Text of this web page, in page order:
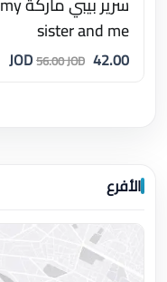
sister and me
42.00 JOD
56.00 JOD
الأفرع